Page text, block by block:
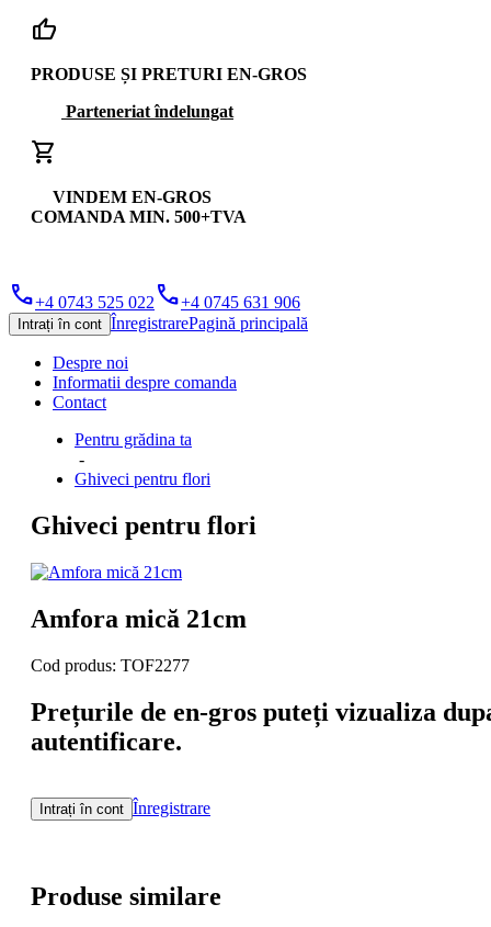
thumb_up
PRODUSE ȘI PRETURI EN-GROS
Parteneriat îndelungat
shopping_cart
VINDEM EN-GROS
COMANDA MIN. 500+TVA
phone+4 0743 525 022 phone+4 0745 631 906
Intrați în cont ÎnregistrarePagină principală
Despre noi
Informatii despre comanda
Contact
Pentru grădina ta
-
Ghiveci pentru flori
Ghiveci pentru flori
Amfora mică 21cm
Cod produs: TOF2277
Prețurile de en-gros puteți vizualiza
autentificare.
Intrați în cont Înregistrare
Produse similare